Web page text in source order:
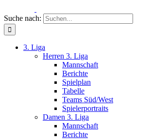
Suche nach:
3. Liga
Herren 3. Liga
Mannschaft
Berichte
Spielplan
Tabelle
Teams Süd/West
Spielerportraits
Damen 3. Liga
Mannschaft
Berichte